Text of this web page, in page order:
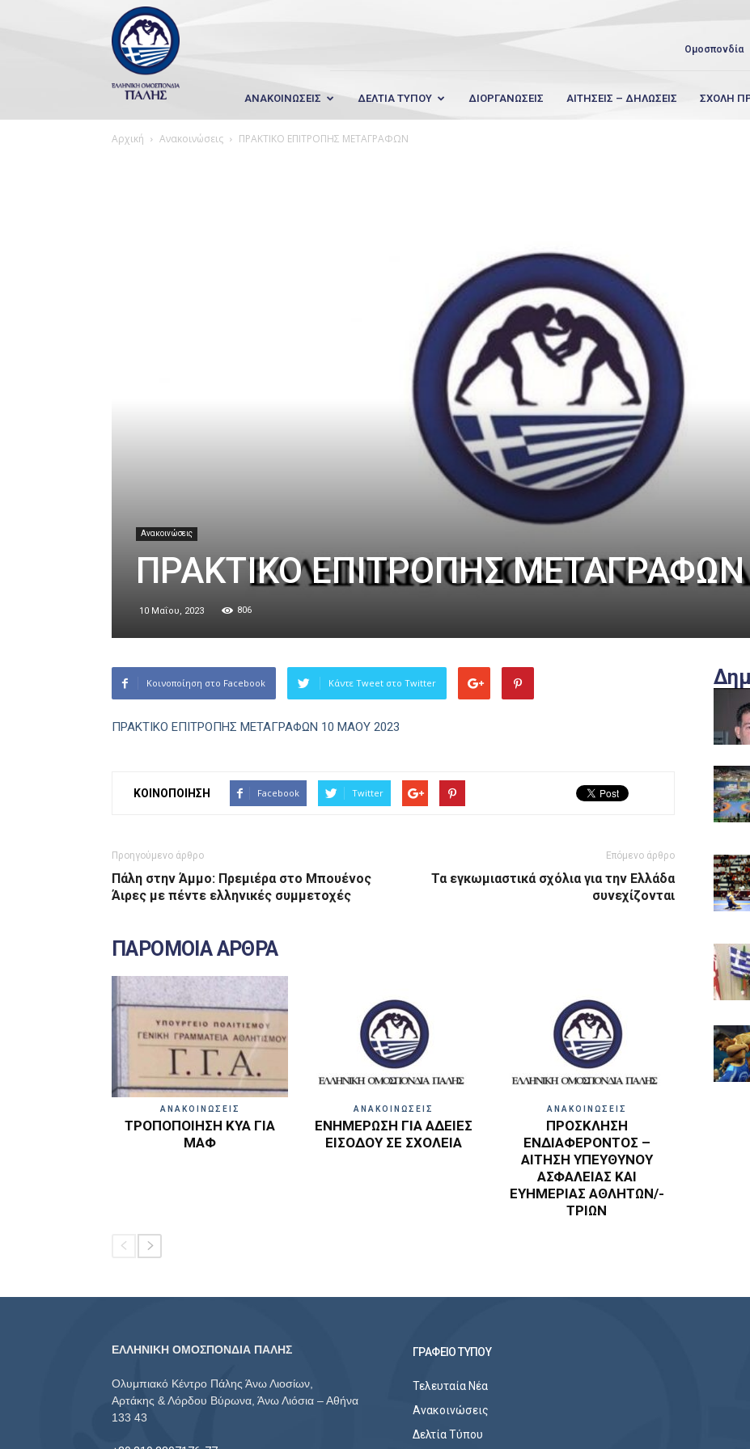
Wrestling
Hellas
Ομοσπονδία
ΑΝΑΚΟΙΝΩΣΕΙΣ ΔΕΛΤΙΑ ΤΥΠΟΥ ΔΙΟΡΓΑΝΩΣΕΙΣ ΑΙΤΗΣΕΙΣ – ΔΗΛΩΣΕΙΣ ΣΧΟΛΗ
Αρχική Ανακοινώσεις ΠΡΑΚΤΙΚΟ ΕΠΙΤΡΟΠΗΣ ΜΕΤΑΓΡΑΦΩΝ
Ανακοινώσεις
ΠΡΑΚΤΙΚΟ ΕΠΙΤΡΟΠΗΣ ΜΕΤΑΓΡΑΦΩΝ
10 Μαΐου, 2023 806
Κοινοποίηση στο Facebook Κάντε Tweet στο Twitter
ΠΡΑΚΤΙΚΟ ΕΠΙΤΡΟΠΗΣ ΜΕΤΑΓΡΑΦΩΝ 10 MAOY 2023
ΚΟΙΝΟΠΟΙΗΣΗ Facebook Twitter
Προηγούμενο άρθρο
Πάλη στην Άμμο: Πρεμιέρα στο Μπουένος
Άιρες με πέντε ελληνικές συμμετοχές
Επόμενο άρθρο
Τα εγκωμιαστικά σχόλια για την Ελλάδα
συνεχίζονται
ΠΑΡΟΜΟΙΑ ΑΡΘΡΑ
ΑΝΑΚΟΙΝΩΣΕΙΣ
ΤΡΟΠΟΠΟΙΗΣΗ ΚΥΑ ΓΙΑ
ΜΑΦ
ΑΝΑΚΟΙΝΩΣΕΙΣ
ΕΝΗΜΕΡΩΣΗ ΓΙΑ ΑΔΕΙΕΣ
ΕΙΣΟΔΟΥ ΣΕ ΣΧΟΛΕΙΑ
ΑΝΑΚΟΙΝΩΣΕΙΣ
ΠΡΟΣΚΛΗΣΗ
ΕΝΔΙΑΦΕΡΟΝΤΟΣ –
ΑΙΤΗΣΗ ΥΠΕΥΘΥΝΟΥ
ΑΣΦΑΛΕΙΑΣ ΚΑΙ
ΕΥΗΜΕΡΙΑΣ ΑΘΛΗΤΩΝ/-
ΤΡΙΩΝ
ΕΛΛΗΝΙΚΗ ΟΜΟΣΠΟΝΔΙΑ ΠΑΛΗΣ
Ολυμπιακό Κέντρο Πάλης Άνω Λιοσίων,
Αρτάκης & Λόρδου Βύρωνα, Άνω Λιόσια – Αθήνα
133 43
ΓΡΑΦΕΙΟ ΤΥΠΟΥ
Τελευταία Νέα
Ανακοινώσεις
Δελτία Τύπου